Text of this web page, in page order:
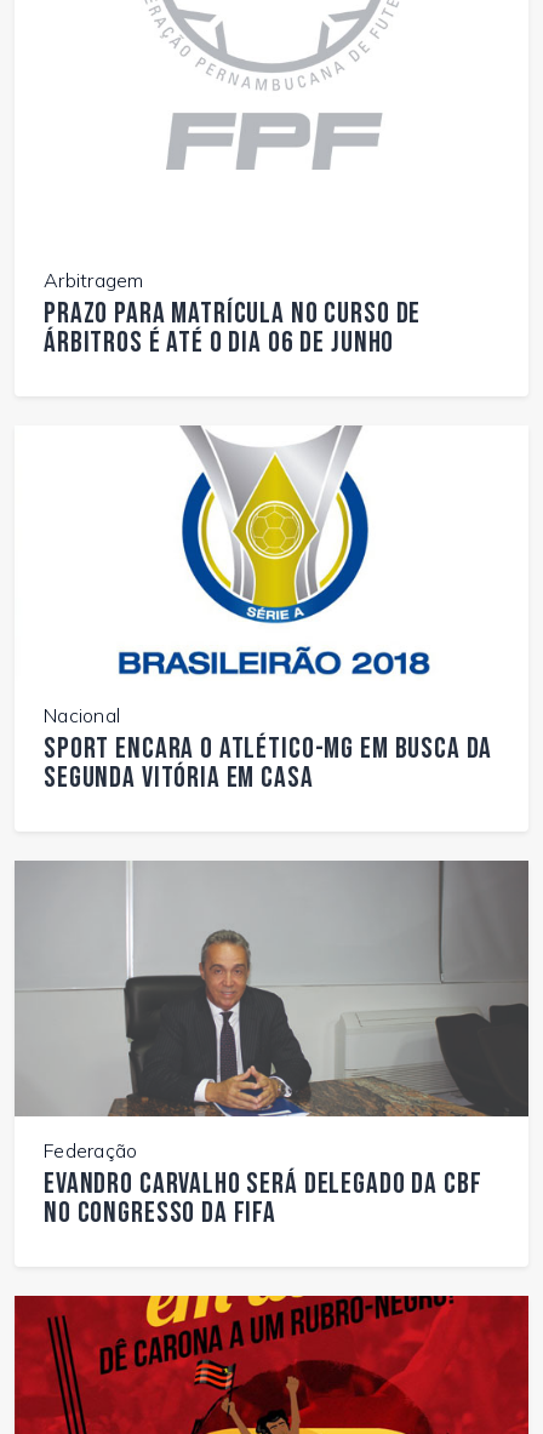
Arbitragem
Prazo para matrícula no curso de
árbitros é até o dia 06 de junho
Nacional
Sport encara o Atlético-MG em busca da
segunda vitória em casa
Federação
Evandro Carvalho será delegado da CBF
no congresso da FIFA